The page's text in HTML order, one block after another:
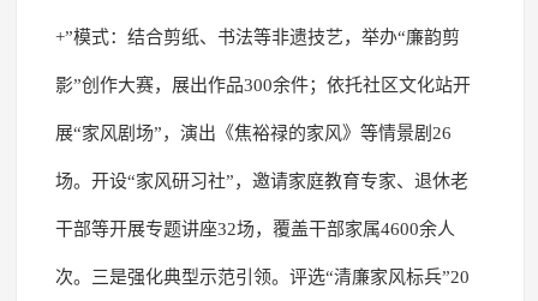
+”模式：结合剪纸、书法等非遗技艺，举办“廉韵剪
影”创作大赛，展出作品300余件；依托社区文化站开
展“家风剧场”，演出《焦裕禄的家风》等情景剧26
场。开设“家风研习社”，邀请家庭教育专家、退休老
干部等开展专题讲座32场，覆盖干部家属4600余人
次。三是强化典型示范引领。评选“清廉家风标兵”20